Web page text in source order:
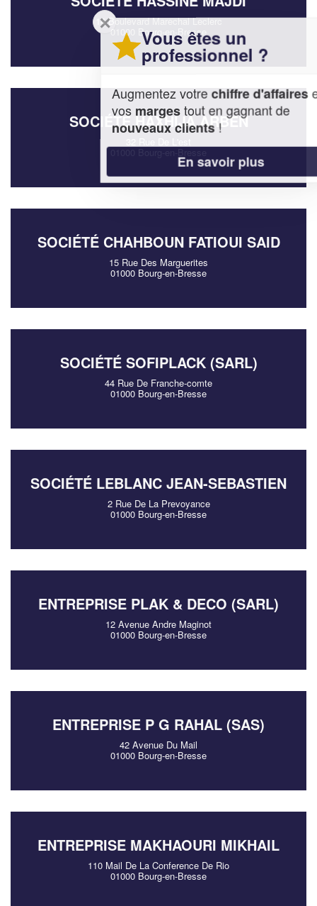
14 Boulevard Marechal Leclerc
01000 Bourg-en-Bresse
SOCIÉTÉ HAXHIJA ARBEN
SOCIÉTÉ CHAHBOUN FATIOUI SAID
15 Rue Des Marguerites
01000 Bourg-en-Bresse
SOCIÉTÉ SOFIPLACK (SARL)
44 Rue De Franche-comte
01000 Bourg-en-Bresse
SOCIÉTÉ LEBLANC JEAN-SEBASTIEN
2 Rue De La Prevoyance
01000 Bourg-en-Bresse
ENTREPRISE PLAK & DECO (SARL)
12 Avenue Andre Maginot
01000 Bourg-en-Bresse
ENTREPRISE P G RAHAL (SAS)
42 Avenue Du Mail
01000 Bourg-en-Bresse
ENTREPRISE MAKHAOURI MIKHAIL
110 Mail De La Conference De Rio
01000 Bourg-en-Bresse
Vous êtes un
professionnel ?
Augmentez votrechiffre d'affaireset
margestout en gagnant de
nouveaux clients!
En savoir plus